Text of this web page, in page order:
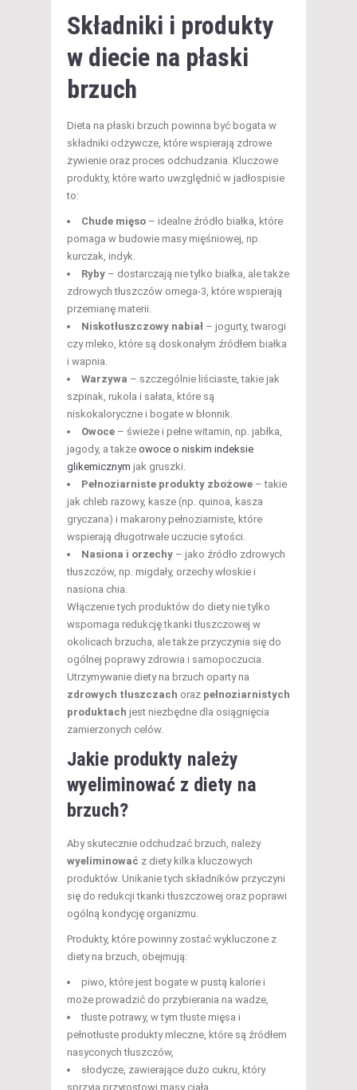
Składniki i produkty
w diecie na płaski
brzuch
Dieta na płaski brzuch powinna być bogata w
składniki odżywcze, które wspierają zdrowe
żywienie oraz proces odchudzania. Kluczowe
produkty, które warto uwzględnić w jadłospisie
to:
Chude mięso – idealne źródło białka, które
pomaga w budowie masy mięśniowej, np.
kurczak, indyk.
Ryby – dostarczają nie tylko białka, ale także
zdrowych tłuszczów omega-3, które wspierają
przemianę materii.
Niskotłuszczowy nabiał – jogurty, twarogi
czy mleko, które są doskonałym źródłem białka
i wapnia.
Warzywa – szczególnie liściaste, takie jak
szpinak, rukola i sałata, które są
niskokaloryczne i bogate w błonnik.
Owoce – świeże i pełne witamin, np. jabłka,
jagody, a także owoce o niskim indeksie
glikemicznym jak gruszki.
Pełnoziarniste produkty zbożowe – takie
jak chleb razowy, kasze (np. quinoa, kasza
gryczana) i makarony pełnoziarniste, które
wspierają długotrwałe uczucie sytości.
Nasiona i orzechy – jako źródło zdrowych
tłuszczów, np. migdały, orzechy włoskie i
nasiona chia.
Włączenie tych produktów do diety nie tylko
wspomaga redukcję tkanki tłuszczowej w
okolicach brzucha, ale także przyczynia się do
ogólnej poprawy zdrowia i samopoczucia.
Utrzymywanie diety na brzuch oparty na
zdrowych tłuszczach oraz pełnoziarnistych
produktach jest niezbędne dla osiągnięcia
zamierzonych celów.
Jakie produkty należy
wyeliminować z diety na
brzuch?
Aby skutecznie odchudzać brzuch, należy
wyeliminować z diety kilka kluczowych
produktów. Unikanie tych składników przyczyni
się do redukcji tkanki tłuszczowej oraz poprawi
ogólną kondycję organizmu.
Produkty, które powinny zostać wykluczone z
diety na brzuch, obejmują:
piwo, które jest bogate w pustą kalorie i
może prowadzić do przybierania na wadze,
tłuste potrawy, w tym tłuste mięsa i
pełnotłuste produkty mleczne, które są źródłem
nasyconych tłuszczów,
słodycze, zawierające dużo cukru, który
sprzyja przyrostowi masy ciała,